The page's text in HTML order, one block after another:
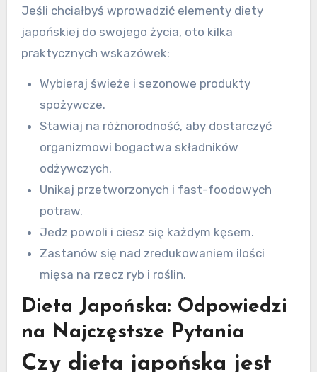
Jeśli chciałbyś wprowadzić elementy diety
japońskiej do swojego życia, oto kilka
praktycznych wskazówek:
Wybieraj świeże i sezonowe produkty
spożywcze.
Stawiaj na różnorodność, aby dostarczyć
organizmowi bogactwa składników
odżywczych.
Unikaj przetworzonych i fast-foodowych
potraw.
Jedz powoli i ciesz się każdym kęsem.
Zastanów się nad zredukowaniem ilości
mięsa na rzecz ryb i roślin.
Dieta Japońska: Odpowiedzi
na Najczęstsze Pytania
Czy dieta japońska jest